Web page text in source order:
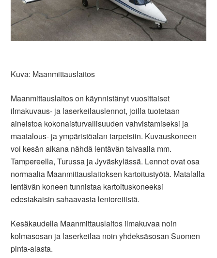
Kuva: Maanmittauslaitos
Maanmittauslaitos on käynnistänyt vuosittaiset
ilmakuvaus- ja laserkeilauslennot, joilla tuotetaan
aineistoa kokonaisturvallisuuden vahvistamiseksi ja
maatalous- ja ympäristöalan tarpeisiin. Kuvauskoneen
voi kesän aikana nähdä lentävän taivaalla mm.
Tampereella, Turussa ja Jyväskylässä. Lennot ovat osa
normaalia Maanmittauslaitoksen kartoitustyötä. Matalalla
lentävän koneen tunnistaa kartoituskoneeksi
edestakaisin sahaavasta lentoreitistä.
Kesäkaudella Maanmittauslaitos ilmakuvaa noin
kolmasosan ja laserkeilaa noin yhdeksäsosan Suomen
pinta-alasta.